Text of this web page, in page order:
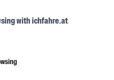
with ichfahre.at